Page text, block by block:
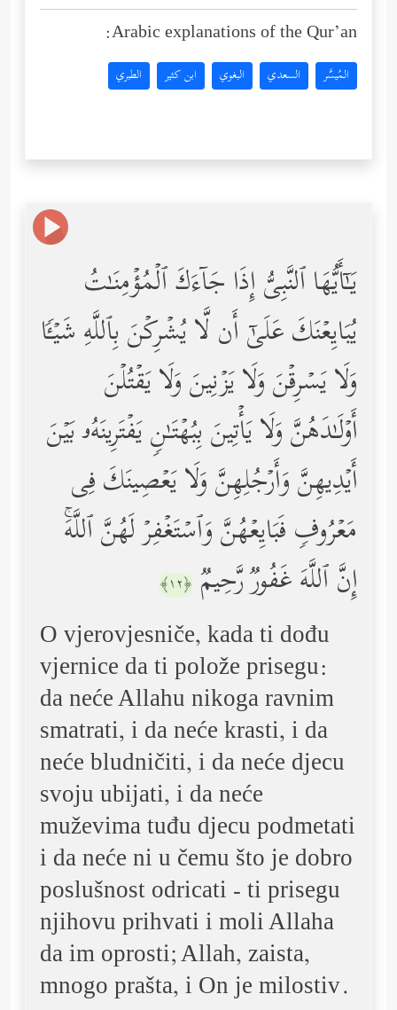
Arabic explanations of the Qur’an:
المُيسَّر السعدي البغوي ابن كثير الطبري
یَـٰۤأَیُّهَا ٱلنَّبِیُّ إِذَا جَاۤءَكَ ٱلۡمُؤۡمِنَـٰتُ
یُبَایِعۡنَكَ عَلَىٰۤ أَن لَّا یُشۡرِكۡنَ بِٱللَّهِ شَیۡـࣰٔا
وَلَا یَسۡرِقۡنَ وَلَا یَزۡنِینَ وَلَا یَقۡتُلۡنَ
أَوۡلَـٰدَهُنَّ وَلَا یَأۡتِینَ بِبُهۡتَـٰنࣲ یَفۡتَرِینَهُۥ بَیۡنَ
أَیۡدِیهِنَّ وَأَرۡجُلِهِنَّ وَلَا یَعۡصِینَكَ فِی
مَعۡرُوفࣲ فَبَایِعۡهُنَّ وَٱسۡتَغۡفِرۡ لَهُنَّ ٱللَّهَۚ
إِنَّ ٱللَّهَ غَفُورࣱ رَّحِیمࣱ ﴿١٢﴾
O vjerovjesniče, kada ti dođu
vjernice da ti polože prisegu:
da neće Allahu nikoga ravnim
smatrati, i da neće krasti, i da
neće bludničiti, i da neće djecu
svoju ubijati, i da neće
muževima tuđu djecu podmetati
i da neće ni u čemu što je dobro
poslušnost odricati - ti prisegu
njihovu prihvati i moli Allaha
da im oprosti; Allah, zaista,
mnogo prašta, i On je milostiv.